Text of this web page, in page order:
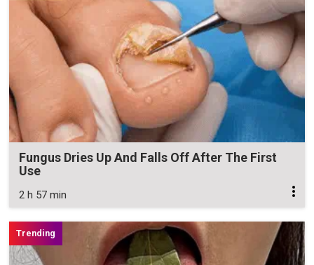
Fungus Dries Up And Falls Off After The First
Use
2 h 57 min